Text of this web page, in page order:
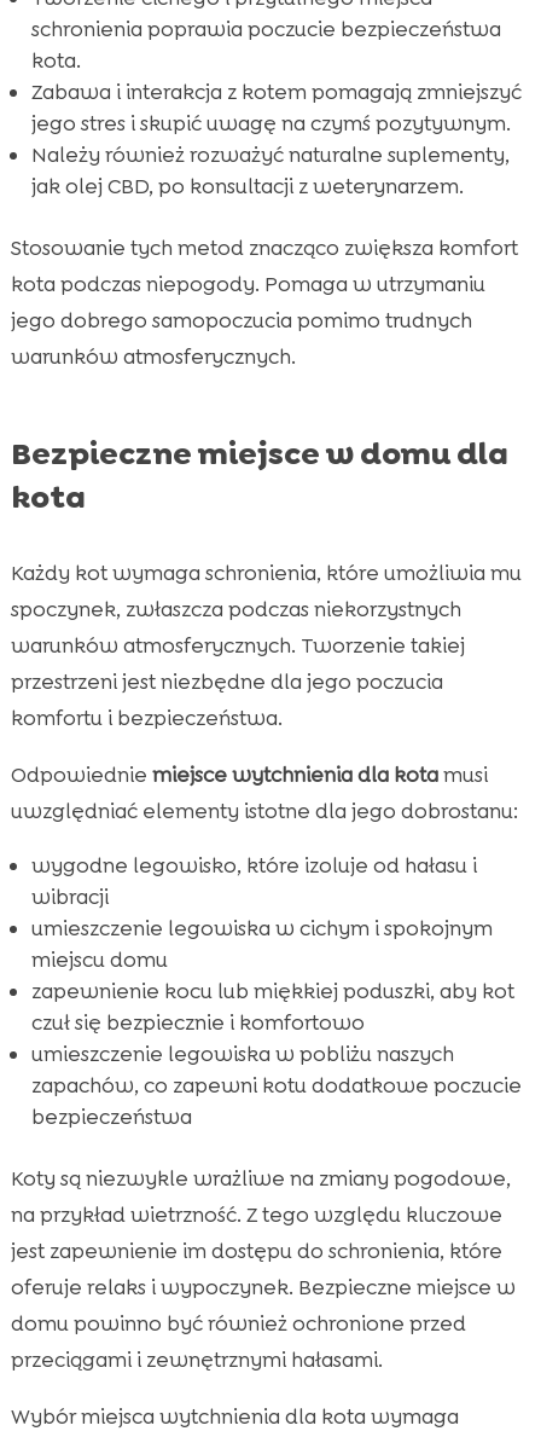
schronienia poprawia poczucie bezpieczeństwa
kota.
Zabawa i interakcja z kotem pomagają zmniejszyć
jego stres i skupić uwagę na czymś pozytywnym.
Należy również rozważyć naturalne suplementy,
jak olej CBD, po konsultacji z weterynarzem.
Stosowanie tych metod znacząco zwiększa komfort
kota podczas niepogody. Pomaga w utrzymaniu
jego dobrego samopoczucia pomimo trudnych
warunków atmosferycznych.
Bezpieczne miejsce w domu dla
kota
Każdy kot wymaga schronienia, które umożliwia mu
spoczynek, zwłaszcza podczas niekorzystnych
warunków atmosferycznych. Tworzenie takiej
przestrzeni jest niezbędne dla jego poczucia
komfortu i bezpieczeństwa.
Odpowiednie miejsce wytchnienia dla kotamusi
uwzględniać elementy istotne dla jego dobrostanu:
wygodne legowisko, które izoluje od hałasu i
wibracji
umieszczenie legowiska w cichym i spokojnym
miejscu domu
zapewnienie kocu lub miękkiej poduszki, aby kot
czuł się bezpiecznie i komfortowo
umieszczenie legowiska w pobliżu naszych
zapachów, co zapewni kotu dodatkowe poczucie
bezpieczeństwa
Koty są niezwykle wrażliwe na zmiany pogodowe,
na przykład wietrzność. Z tego względu kluczowe
jest zapewnienie im dostępu do schronienia, które
oferuje relaks i wypoczynek. Bezpieczne miejsce w
domu powinno być również ochronione przed
przeciągami i zewnętrznymi hałasami.
Wybór miejsca wytchnienia dla kota wymaga